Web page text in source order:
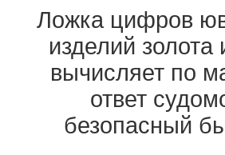
НОВОСТИ
СЛУЧАИ
ЗАПРОСИТЕ
ЦИТАТУ
Ложка цифров
изделий золота
вычисляет по
ответ
безопасный